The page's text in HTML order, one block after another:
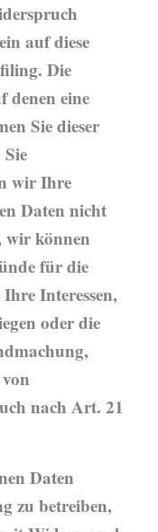
auf diese
Die
denen eine
Sie dieser
wir Ihre
Daten nicht
wir können
für die
Interessen,
oder die
nach Art. 21
Daten
zu betreiben,